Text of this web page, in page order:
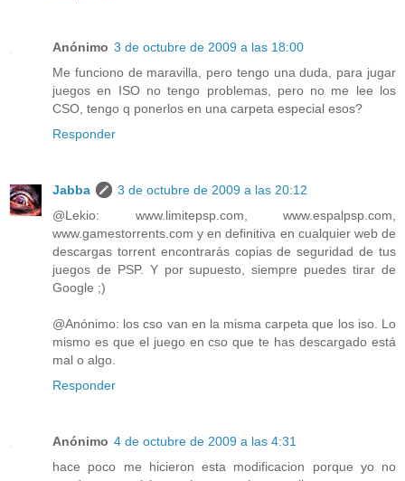
Anónimo 3 de octubre de 2009 a las 18:00
Me funciono de maravilla, pero tengo una duda, para jugar
juegos en ISO no tengo problemas, pero no me lee los
CSO, tengo q ponerlos en una carpeta especial esos?
Responder
Jabba
3 de octubre de 2009 a las 20:12
@Lekio: www.limitepsp.com, www.espalpsp.com,
www.gamestorrents.com y en definitiva en cualquier web de
descargas torrent encontrarás copias de seguridad de tus
juegos de PSP. Y por supuesto, siempre puedes tirar de
Google ;)
@Anónimo: los cso van en la misma carpeta que los iso. Lo
mismo es que el juego en cso que te has descargado está
mal o algo.
Responder
Anónimo 4 de octubre de 2009 a las 4:31
hace poco me hicieron esta modificacion porque yo no